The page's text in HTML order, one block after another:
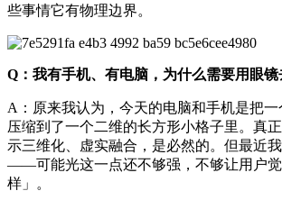
些事情它有物理边界。
Q：我有手机、有电脑，为什么需要用眼镜
A：原来我认为，今天的电脑和手机是把
压缩到了一个二维的长方形小格子里。真
示三维化、虚实融合，是必然的。但最近
——可能光这一点还不够强，不够让用户
样」。